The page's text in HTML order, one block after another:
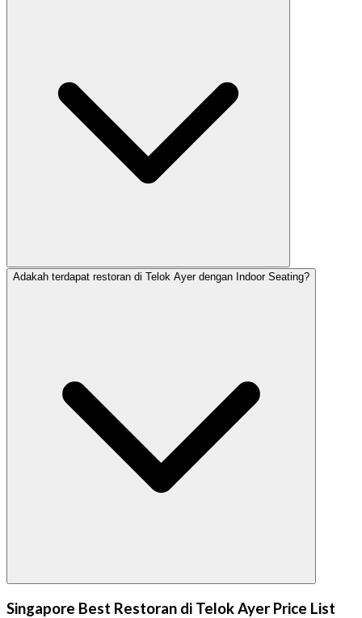
Adakah terdapat restoran di Telok Ayer dengan Indoor Seating?
Singapore Best Restoran di Telok Ayer Price List